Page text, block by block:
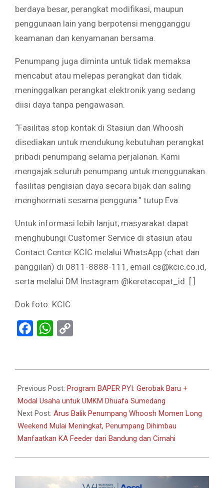
berdaya besar, perangkat modifikasi, maupun
penggunaan lain yang berpotensi mengganggu
keamanan dan kenyamanan bersama.
Penumpang juga diminta untuk tidak memaksa
mencabut atau melepas perangkat dan tidak
meninggalkan perangkat elektronik yang sedang
diisi daya tanpa pengawasan.
“Fasilitas stop kontak di Stasiun dan Whoosh
disediakan untuk mendukung kebutuhan perangkat
pribadi penumpang selama perjalanan. Kami
mengajak seluruh penumpang untuk menggunakan
fasilitas pengisian daya secara bijak dan saling
menghormati sesama pengguna.” tutup Eva.
Untuk informasi lebih lanjut, masyarakat dapat
menghubungi Customer Service di stasiun atau
Contact Center KCIC melalui WhatsApp (chat dan
panggilan) di 0811-8888-111, email cs@kcic.co.id,
serta melalui DM Instagram @keretacepat_id. [ ]
Dok foto: KCIC
Facebook
WhatsApp
05-
30
Previous Post: Program BAPER PYI: Gerobak Baru +
Modal Usaha untuk UMKM Dhuafa Sumedang
Next Post: Arus Balik Penumpang Whoosh Momen Long
Weekend Mulai Meningkat, Penumpang Dihimbau
Manfaatkan KA Feeder dari Bandung dan Cimahi